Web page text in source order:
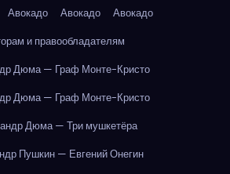
Авокадо Авокадо
Авокадо
и правообладателям
Дюма — Граф Монте-Кристо
Дюма — Граф Монте-Кристо
Дюма — Три мушкетёра
Пушкин — Евгений Онегин